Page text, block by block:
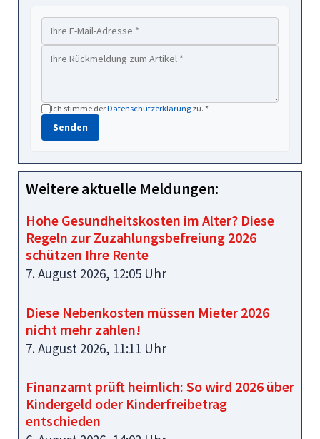
Ich stimme derDatenschutzerklärung zu. *
Senden
Weitere aktuelle Meldungen:
Hohe Gesundheitskosten im Alter? Diese
Regeln zur Zuzahlungsbefreiung 2026
schützen Ihre Rente
7. August 2026, 12:05 Uhr
Diese Nebenkosten müssen Mieter 2026
nicht mehr zahlen!
7. August 2026, 11:11 Uhr
Finanzamt prüft heimlich: So wird 2026 über
Kindergeld oder Kinderfreibetrag
entschieden